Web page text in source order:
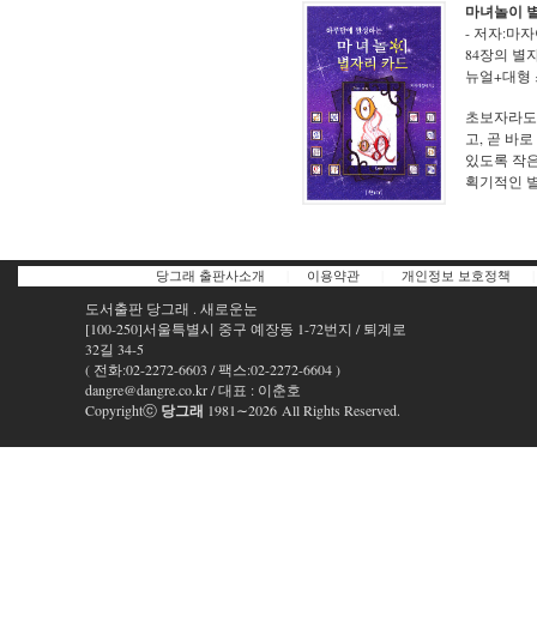
마녀놀이
- 저자:마자
84장의 별
뉴얼+대형
초보자라
고, 곧 바
있도록 작
획기적인
당그래 출판사소개 이용약관 개인정보 보호정책
도서출판 당그래 . 새로운눈
[100-250]서울특별시 중구 예장동 1-72번지 / 퇴계로
32길 34-5
( 전화:02-2272-6603 / 팩스:02-2272-6604 )
dangre@dangre.co.kr / 대표 : 이춘호
Copyrightⓒ 당그래 1981∼2026 All Rights Reserved.